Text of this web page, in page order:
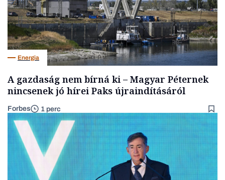
Energia
A gazdaság nem bírná ki – Magyar Péternek
nincsenek jó hírei Paks újraindításáról
Forbes 1 perc